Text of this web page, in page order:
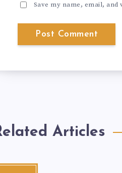
Save my name, email,
Articles